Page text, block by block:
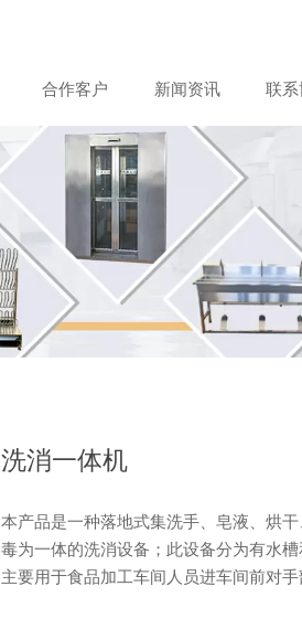
合作客户 新闻资讯
洗消一体机
本产品是一种落地式集洗手、皂液、烘
毒为一体的洗消设备；此设备分为有水槽
主要用于食品加工车间人员进车间前对手